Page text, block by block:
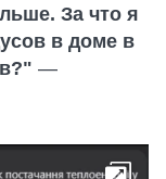
За что я
в доме в
—